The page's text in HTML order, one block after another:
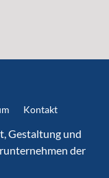
Kontakt
Gestaltung und
der